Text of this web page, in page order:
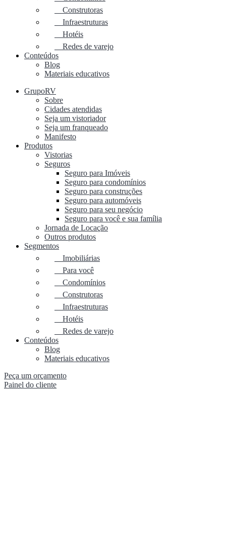
Construtoras
Infraestruturas
Hotéis
Redes de varejo
Conteúdos
Blog
Materiais educativos
GrupoRV
Sobre
Cidades atendidas
Seja um vistoriador
Seja um franqueado
Manifesto
Produtos
Vistorias
Seguros
Seguro para Imóveis
Seguro para condomínios
Seguro para construções
Seguro para automóveis
Seguro para seu negócio
Seguro para você e sua família
Jornada de Locação
Outros produtos
Segmentos
Imobiliárias
Para você
Condomínios
Construtoras
Infraestruturas
Hotéis
Redes de varejo
Conteúdos
Blog
Materiais educativos
Peça um orçamento
Painel do cliente